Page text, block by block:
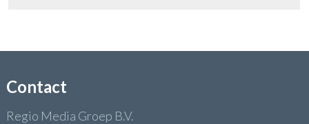
Contact
Regio Media Groep B.V.